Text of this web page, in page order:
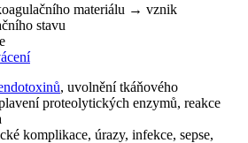
materiálu → vznik
stavu
, uvolnění tkáňového
proteolytických enzymů, reakce
komplikace, úrazy, infekce, sepse,